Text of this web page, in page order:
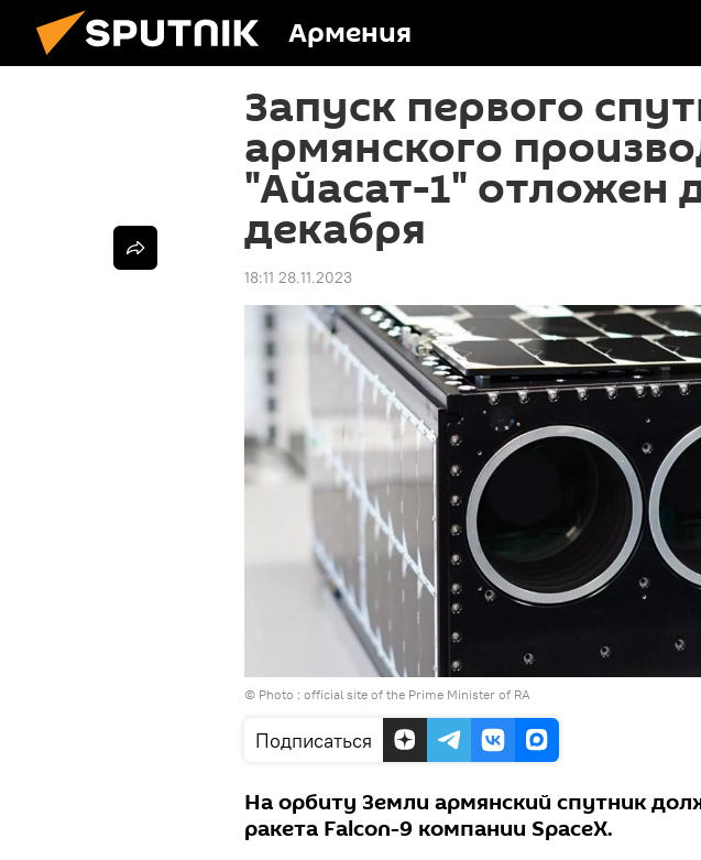
Армения
Запуск первого
армянского
"Айасат-1" отложен
декабря
18:11 28.11.2023
© Photo : official site of the Prime Minister of RA
Подписаться
На орбиту Земли армянский спутник
ракета Falcon-9 компании SpaceX.